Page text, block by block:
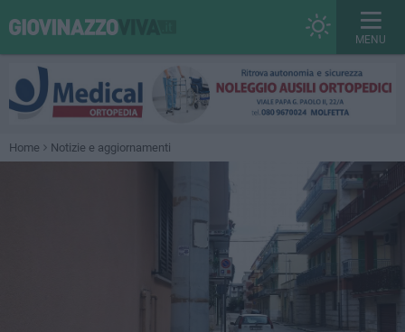
MENU
Home Notizie e aggiornamenti